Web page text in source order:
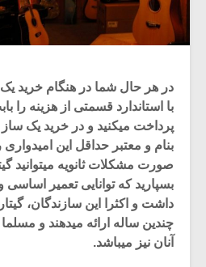
در هر حال شما در هنگام خرید
با استاندارد قسمتی از هزینه را
پرداخت میکنید و در خرید یک ساز
بنام و معتبر حداقل این
صورت مشکلات ثانویه میتوانید
بسپارید که توانایی تعمیر اساسی
داشت و اکثرا این سازندگان،
چندین ساله ارائه میدهند و
آنان نیز میباشد.